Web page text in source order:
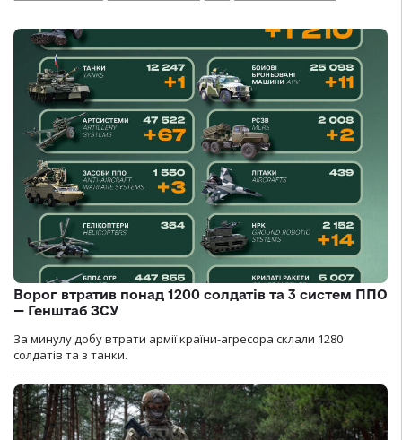
Ворог втратив понад 1200 солдатів та 3 систем ППО
— Генштаб ЗСУ
За минулу добу втрати армії країни-агресора склали 1280
солдатів та з танки.